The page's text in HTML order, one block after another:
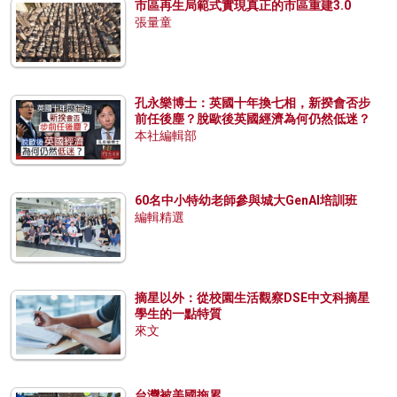
市區再生局範式實現真正的市區重建3.0
張量童
孔永樂博士：英國十年換七相，新揆會否步
前任後塵？脫歐後英國經濟為何仍然低迷？
本社編輯部
60名中小特幼老師參與城大GenAI培訓班
編輯精選
摘星以外：從校園生活觀察DSE中文科摘星
學生的一點特質
來文